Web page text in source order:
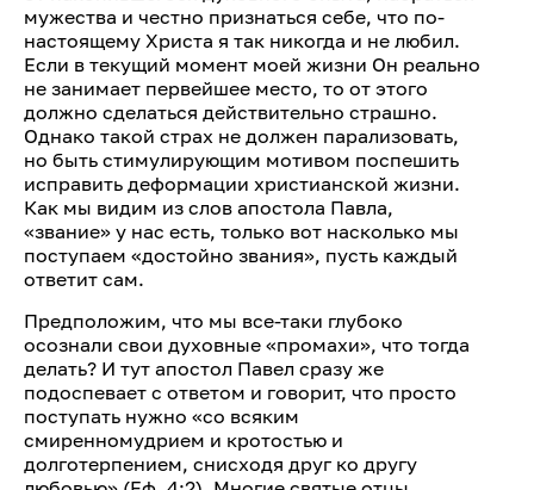
мужества и честно признаться себе, что по-
настоящему Христа я так никогда и не любил.
Если в текущий момент моей жизни Он реально
не занимает первейшее место, то от этого
должно сделаться действительно страшно.
Однако такой страх не должен парализовать,
но быть стимулирующим мотивом поспешить
исправить деформации христианской жизни.
Как мы видим из слов апостола Павла,
«звание» у нас есть, только вот насколько мы
поступаем «достойно звания», пусть каждый
ответит сам.
Предположим, что мы все-таки глубоко
осознали свои духовные «промахи», что тогда
делать? И тут апостол Павел сразу же
подоспевает с ответом и говорит, что просто
поступать нужно «со всяким
смиренномудрием и кротостью и
долготерпением, снисходя друг ко другу